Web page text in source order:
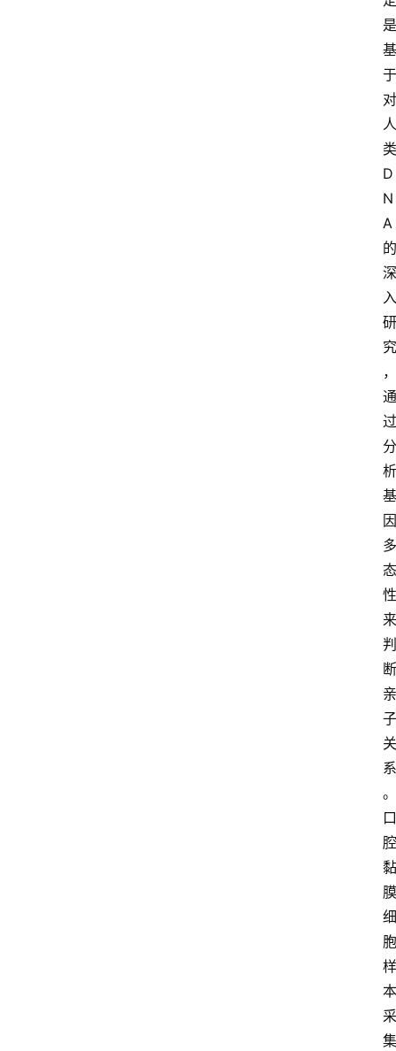
是
基
于
对
人
类
D
N
A
的
深
入
研
究
，
通
过
分
析
基
因
多
态
性
来
判
断
亲
子
关
系
。
口
腔
黏
膜
细
胞
样
本
采
集